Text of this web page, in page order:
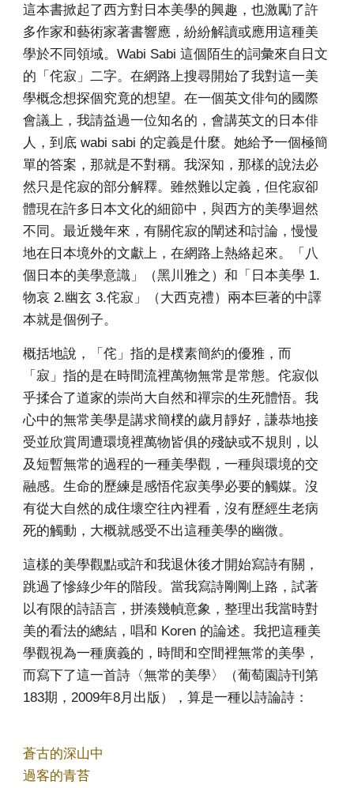
這本書掀起了西方對日本美學的興趣，也激勵了許
多作家和藝術家著書響應，紛紛解讀或應用這種美
學於不同領域。Wabi Sabi 這個陌生的詞彙來自日文
的「侘寂」二字。在網路上搜尋開始了我對這一美
學概念想探個究竟的想望。在一個英文俳句的國際
會議上，我請益過一位知名的，會講英文的日本俳
人，到底 wabi sabi 的定義是什麼。她給予一個極簡
單的答案，那就是不對稱。我深知，那樣的說法必
然只是侘寂的部分解釋。雖然難以定義，但侘寂卻
體現在許多日本文化的細節中，與西方的美學迴然
不同。最近幾年來，有關侘寂的闡述和討論，慢慢
地在日本境外的文獻上，在網路上熱絡起來。「八
個日本的美學意識」（黑川雅之）和「日本美學 1.
物哀 2.幽玄 3.侘寂」（大西克禮）兩本巨著的中譯
本就是個例子。
概括地說，「侘」指的是樸素簡約的優雅，而
「寂」指的是在時間流裡萬物無常是常態。侘寂似
乎揉合了道家的崇尚大自然和禪宗的生死體悟。我
心中的無常美學是講求簡樸的歲月靜好，謙恭地接
受並欣賞周遭環境裡萬物皆俱的殘缺或不規則，以
及短暫無常的過程的一種美學觀，一種與環境的交
融感。生命的歷練是感悟侘寂美學必要的觸媒。沒
有從大自然的成住壞空往內裡看，沒有歷經生老病
死的觸動，大概就感受不出這種美學的幽微。
這樣的美學觀點或許和我退休後才開始寫詩有關，
跳過了慘綠少年的階段。當我寫詩剛剛上路，試著
以有限的詩語言，拼湊幾幀意象，整理出我當時對
美的看法的總結，唱和 Koren 的論述。我把這種美
學觀視為一種廣義的，時間和空間裡無常的美學，
而寫下了這一首詩〈無常的美學〉（葡萄園詩刊第
183期，2009年8月出版），算是一種以詩論詩：
蒼古的深山中
過客的青苔